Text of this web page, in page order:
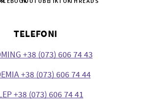
TELEFONI
+38 (073) 606 74 43
+38 (073) 606 74 44
+38 (073) 606 74 41